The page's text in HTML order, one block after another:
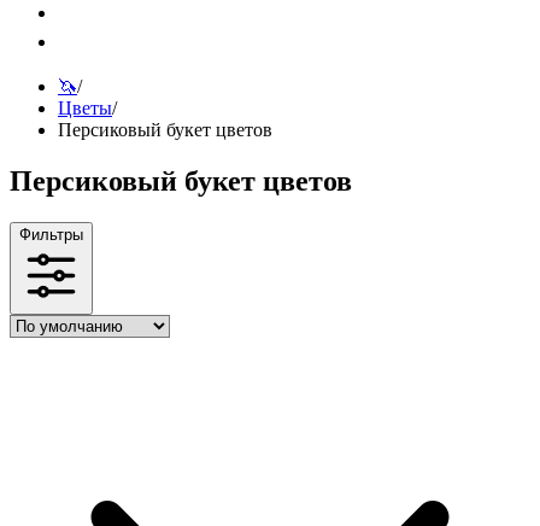
🦄/
Цветы/
Персиковый букет цветов
Персиковый букет цветов
Фильтры